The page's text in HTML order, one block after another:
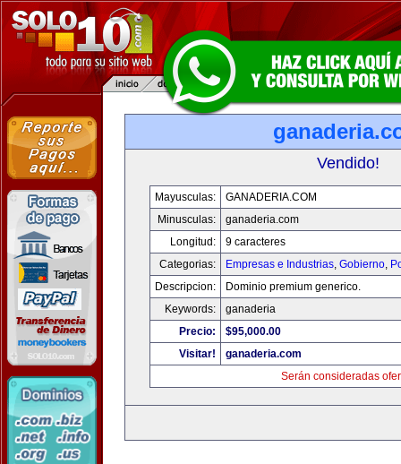
Vendido!
Mayusculas:
GANADERIA.COM
Minusculas:
ganaderia.com
Longitud:
9 caracteres
Categorias:
Empresas e Industrias, Gobierno,
Descripcion:
Dominio premium generico.
Keywords:
ganaderia
Precio:
$95,000.00
Visitar!
ganaderia.com
Serán consideradas